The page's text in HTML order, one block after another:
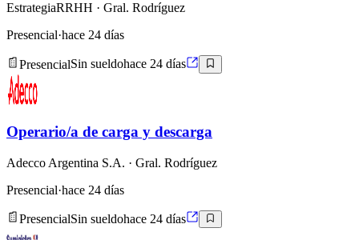
EstrategiaRRHH · Gral. Rodríguez
Presencial·hace 24 días
PresencialSin sueldohace 24 días
Operario/a de carga y descarga
Adecco Argentina S.A. · Gral. Rodríguez
Presencial·hace 24 días
PresencialSin sueldohace 24 días